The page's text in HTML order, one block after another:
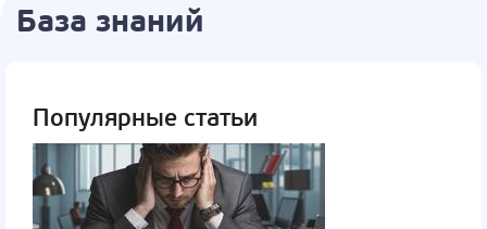
База знаний
Популярные статьи